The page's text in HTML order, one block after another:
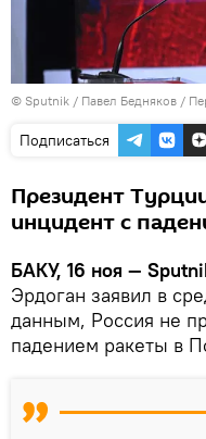
© Sputnik / Павел Бедняков /
Подписаться
Президент
инцидент с
БАКУ, 16 ноя —
Эрдоган заявил в
данным, Россия не
падением ракеты в